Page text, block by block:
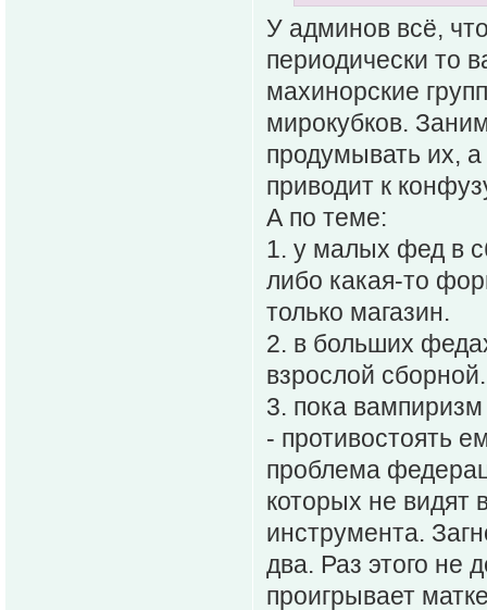
У админов всё,
периодически то
махинорские
мирокубков.
продумывать их, а
приводит к
А по теме:
1. у малых фед в
либо какая-то
только магазин.
2. в больших
взрослой сборной.
3. пока
- противостоять
проблема
которых не видят
инструмента.
два. Раз этого не
проигрывает